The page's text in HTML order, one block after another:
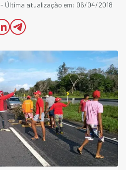
- Última atualização em: 06/04/2018